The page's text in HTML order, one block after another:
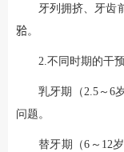
牙列拥挤、牙齿
𬌗。
2.不同时期的干
乳牙期（2.5～6
问题。
替牙期（6～12